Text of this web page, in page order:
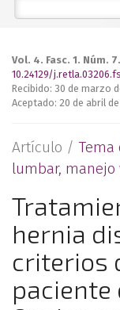
Vol. 4. Fasc. 1. Núm.
10.24129/
Recibido: 30 de marzo
Aceptado: 20 de abril de
Artículo / Tema
lumbar,
hernia
criterios
paciente